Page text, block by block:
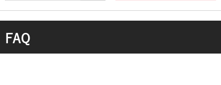
FAQ